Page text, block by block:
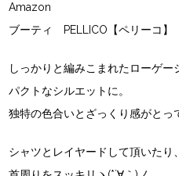
Amazon
ブーティ
PELLICO【ペリーコ
しっかりと編みこまれたローゲ
パクトなシルエットに。
独特の色合いとざっくり感がと
シャツとレイヤードして頂いた